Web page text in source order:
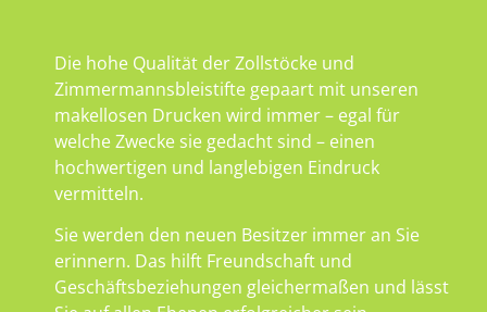
Die hohe Qualität der Zollstöcke und
Zimmermannsbleistifte gepaart mit unseren
makellosen Drucken wird immer – egal für
welche Zwecke sie gedacht sind – einen
hochwertigen und langlebigen Eindruck
vermitteln.
Sie werden den neuen Besitzer immer an Sie
erinnern. Das hilft Freundschaft und
Geschäftsbeziehungen gleichermaßen und lässt